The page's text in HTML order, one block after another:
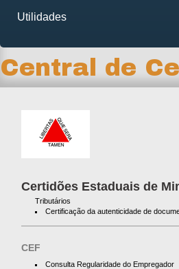
Utilidades
Central de
Certidões Estaduais de
Tributários
Certificação da autenticidade de
CEF
Consulta Regularidade do Empregador